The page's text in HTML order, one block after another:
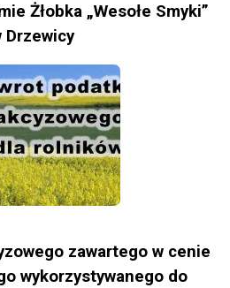
Żłobka „Wesołe Smyki”
Drzewicy
zawartego w cenie
wykorzystywanego do